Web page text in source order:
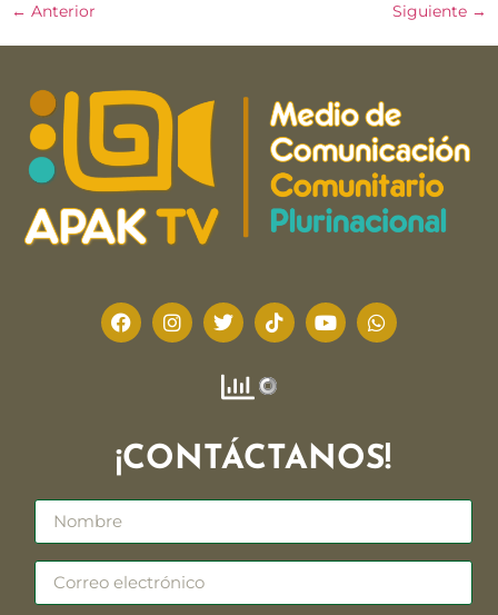
← Anterior Siguiente →
¡CONTÁCTANOS!